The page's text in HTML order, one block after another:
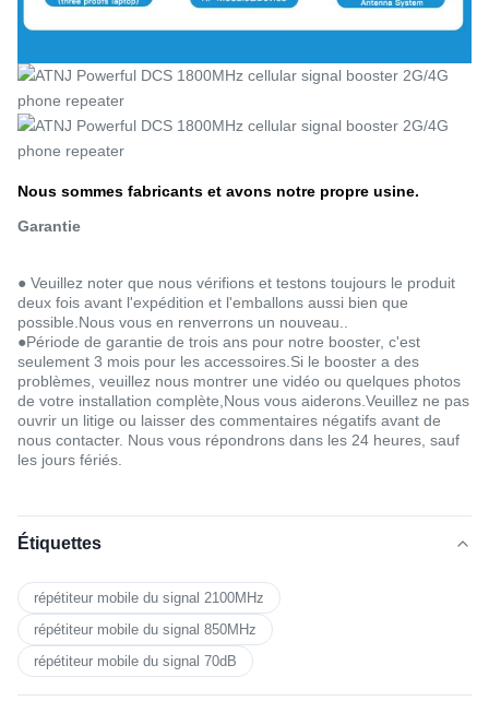
Nous sommes fabricants et avons notre propre usine.
Garantie
● Veuillez noter que nous vérifions et testons toujours le produit
deux fois avant l'expédition et l'emballons aussi bien que
possible.Nous vous en renverrons un nouveau..
●Période de garantie de trois ans pour notre booster, c'est
seulement 3 mois pour les accessoires.Si le booster a des
problèmes, veuillez nous montrer une vidéo ou quelques photos
de votre installation complète,Nous vous aiderons.Veuillez ne pas
ouvrir un litige ou laisser des commentaires négatifs avant de
nous contacter. Nous vous répondrons dans les 24 heures, sauf
les jours fériés.
Étiquettes
répétiteur mobile du signal 2100MHz
répétiteur mobile du signal 850MHz
répétiteur mobile du signal 70dB